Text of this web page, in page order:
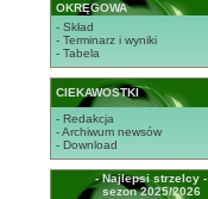
OKRĘGOWA
- Skład
- Terminarz i wyniki
- Tabela
CIEKAWOSTKI
- Redakcja
- Archiwum newsów
- Download
- Najlepsi strzelcy -
sezon 2025/2026